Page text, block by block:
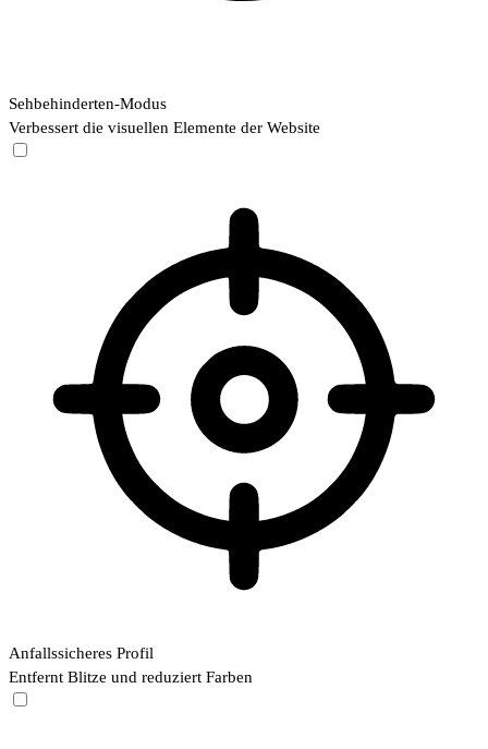
Sehbehinderten-Modus
Verbessert die visuellen Elemente der Website
Anfallssicheres Profil
Entfernt Blitze und reduziert Farben